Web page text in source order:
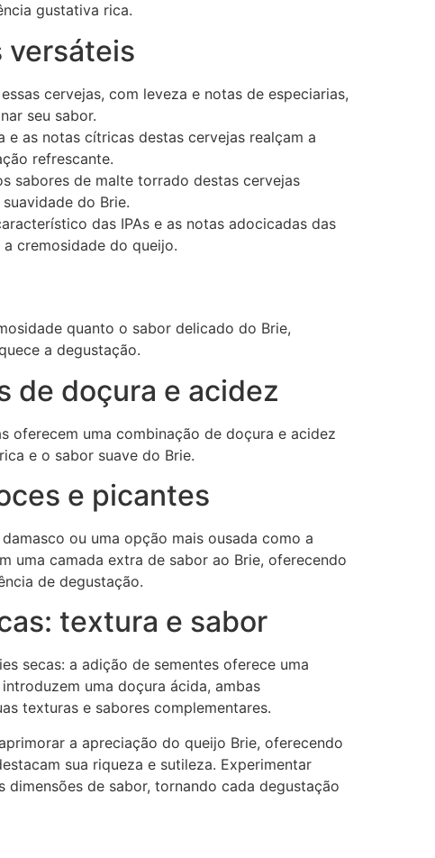
gustativa rica.
versáteis
essas cervejas, com leveza e notas de especiarias,
seu sabor.
e as notas cítricas destas cervejas realçam a
refrescante.
sabores de malte torrado destas cervejas
do Brie.
das IPAs e as notas adocicadas das
cremosidade do queijo.
quanto o sabor delicado do Brie,
a degustação.
de doçura e acidez
oferecem uma combinação de doçura e acidez
e o sabor suave do Brie.
e picantes
ou uma opção mais ousada como a
uma camada extra de sabor ao Brie, oferecendo
de degustação.
textura e sabor
secas: a adição de sementes oferece uma
uma doçura ácida, ambas
texturas e sabores complementares.
a apreciação do queijo Brie, oferecendo
sua riqueza e sutileza. Experimentar
de sabor, tornando cada degustação